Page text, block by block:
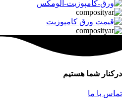
درکنار شما هستیم
تماس با ما